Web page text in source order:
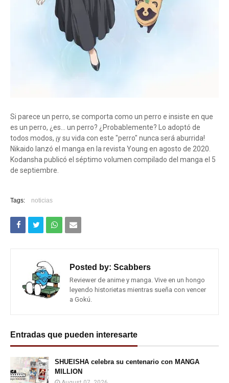
Si parece un perro, se comporta como un perro e insiste en que
es un perro, ¿es… un perro? ¿Probablemente? Lo adoptó de
todos modos, ¡y su vida con este "perro" nunca será aburrida!
Nikaido lanzó el manga en la revista Young en agosto de 2020.
Kodansha publicó el séptimo volumen compilado del manga el 5
de septiembre.
Tags: noticias
Posted by: Scabbers
Reviewer de anime y manga. Vive en un hongo
leyendo historietas mientras sueña con vencer
a Gokú.
Entradas que pueden interesarte
SHUEISHA celebra su centenario con MANGA
MILLION